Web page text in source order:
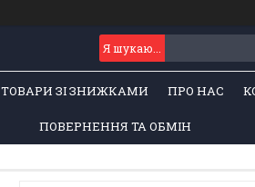
ТОВАРИ ЗІ ЗНИЖКАМИ ПРО НАС
ПОВЕРНЕННЯ ТА ОБМІН